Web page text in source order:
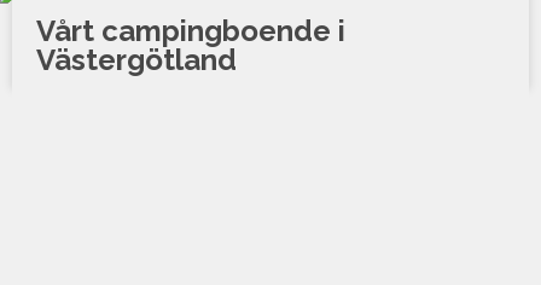
Vårt campingboende i
Västergötland